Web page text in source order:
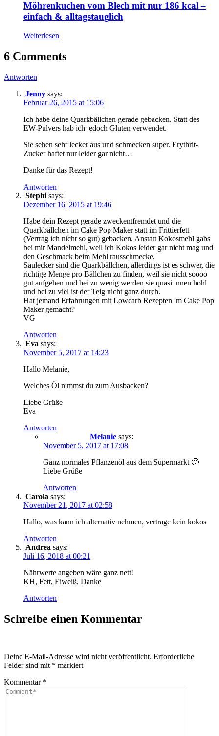
Möhrenkuchen vom Blech mit nur 186 kcal –
einfach & alltagstauglich
Weiterlesen
6 Comments
Antworten
Jenny says:
Februar 26, 2015 at 15:06
Ich habe deine Quarkbällchen gerade gebacken. Statt des
EW-Pulvers hab ich jedoch Gluten verwendet.
Sie sehen sehr lecker aus und schmecken super. Erythrit-
Zucker haftet nur leider gar nicht…
Danke für das Rezept!
Antworten
Stephi says:
Dezember 16, 2015 at 19:46
Habe dein Rezept gerade zweckentfremdet und die
Quarkbällchen im Cake Pop Maker statt im Frittierfett
(Vertrag ich nicht so gut) gebacken. Anstatt Kokosmehl gabs
bei mir Mandelmehl, weil ich Kokos leider gar nicht mag und
den Geschmack beim Mehl rausschmecke.
Saulecker sind die Quarkbällchen, allerdings ist es schwer, die
richtige Menge pro Bällchen zu finden, weil sie nicht soooo
gut aufgehen und bei zu wenig werden sie quasi innen hohl
und bei zu viel ist der Teig nicht ganz durch.
Hat jemand Erfahrungen mit Lowcarb Rezepten im Cake Pop
Maker gemacht?
VG
Antworten
Eva says:
November 5, 2017 at 14:23
Hallo Melanie,
Welches Öl nimmst du zum Ausbacken?
Liebe Grüße
Eva
Antworten
Melanie says:
November 5, 2017 at 17:08
Ganz normales Pflanzenöl aus dem Supermarkt 🙂
Liebe Grüße
Antworten
Carola says:
November 21, 2017 at 02:58
Hallo, was kann ich alternativ nehmen, vertrage kein kokos
Antworten
Andrea says:
Juli 16, 2018 at 00:21
Nährwerte angeben wäre ganz nett!
KH, Fett, Eiweiß, Danke
Antworten
Schreibe einen Kommentar
Deine E-Mail-Adresse wird nicht veröffentlicht. Erforderliche
Felder sind mit * markiert
Kommentar *